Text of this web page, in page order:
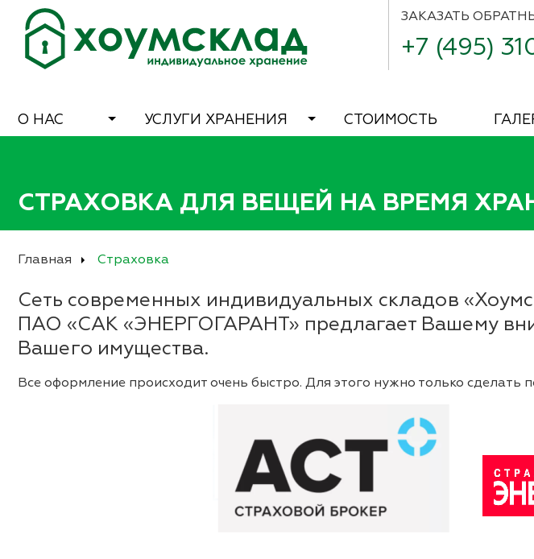
ЗАКАЗАТЬ
+7 (495)
О НАС УСЛУГИ ХРАНЕНИЯ СТОИМОСТЬ
СТРАХОВКА ДЛЯ ВЕЩЕЙ НА ВРЕМЯ
Главная Страховка
Сеть современных индивидуальных складов
ПАО «САК «ЭНЕРГОГАРАНТ» предлагает Вашему
Вашего имущества.
Все оформление происходит очень быстро. Для этого нужно только